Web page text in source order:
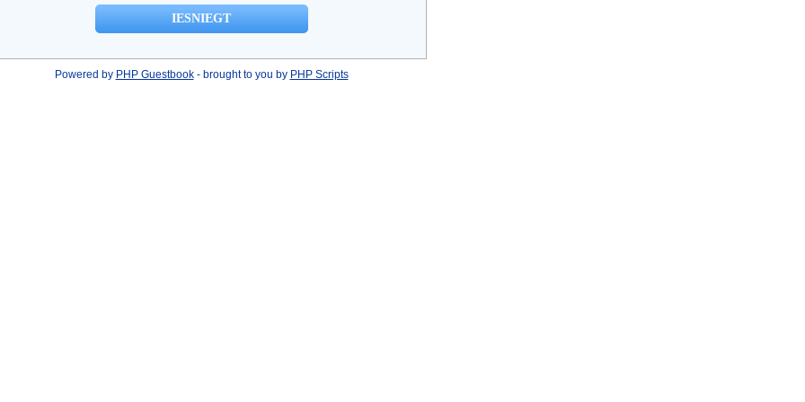
Powered by PHP Guestbook- brought to you by PHP Scripts